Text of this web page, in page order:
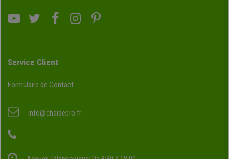
Service Client
Formulaire de Contact
info@chaisepro.fr